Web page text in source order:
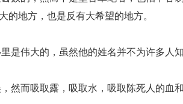
的地方，也是反有大希望的地方。
是伟大的，虽然他的姓名并不为许多人知
然而吸取露，吸取水，吸取陈死人的血